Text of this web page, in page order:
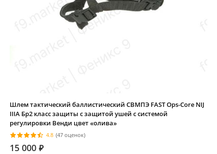
Шлем тактический баллистический СВМПЭ FAST Ops-Core NIJ
IIIA Бр2 класс защиты с защитой ушей с системой
регулировки Венди цвет «олива»
4.8 (47 оценок)
15 000 ⃏